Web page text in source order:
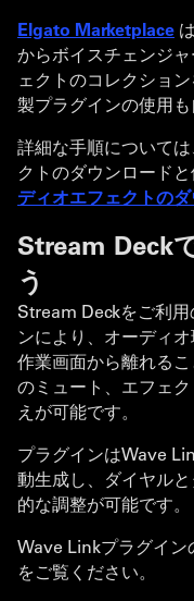
Elgato Marketplace
からボイスチェンジ
ェクトのコレクショ
製プラグインの使用も
詳細な手順について
クトのダウンロード
ディオエフェクトの
Stream Deck
う
Stream Deckをご利
ンにより、オーディ
作業画面から離れる
のミュート、エフェ
えが可能です。
プラグインはWave
動生成し、ダイヤル
的な調整が可能です。
Wave Linkプラグイン
をご覧ください。